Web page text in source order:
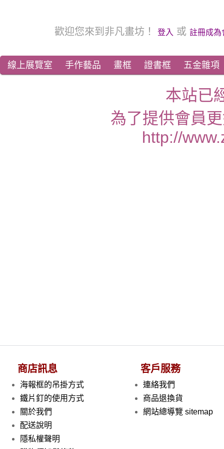
歡迎您來到非凡畫坊！ 登入 或 註冊成為
線上展覽室 手作藝品 畫框 證書框 五金雜項
本站已
為了提供會員
http://
商店訊息
海報框的吊掛方式
鐵片釘的使用方式
關於我們
配送說明
隱私權聲明
客戶服務
連絡我們
商品退換貨
網站總導覽 sitemap